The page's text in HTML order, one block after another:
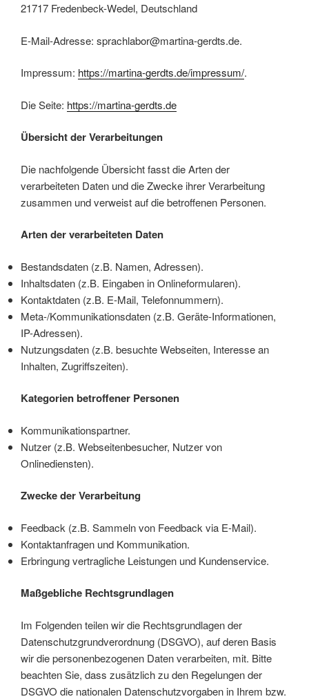
21717 Fredenbeck-Wedel, Deutschland
E-Mail-Adresse: sprachlabor@martina-gerdts.de.
Impressum: https://martina-gerdts.de/impressum/.
Die Seite: https://martina-gerdts.de
Übersicht der Verarbeitungen
Die nachfolgende Übersicht fasst die Arten der
verarbeiteten Daten und die Zwecke ihrer Verarbeitung
zusammen und verweist auf die betroffenen Personen.
Arten der verarbeiteten Daten
Bestandsdaten (z.B. Namen, Adressen).
Inhaltsdaten (z.B. Eingaben in Onlineformularen).
Kontaktdaten (z.B. E-Mail, Telefonnummern).
Meta-/Kommunikationsdaten (z.B. Geräte-Informationen,
IP-Adressen).
Nutzungsdaten (z.B. besuchte Webseiten, Interesse an
Inhalten, Zugriffszeiten).
Kategorien betroffener Personen
Kommunikationspartner.
Nutzer (z.B. Webseitenbesucher, Nutzer von
Onlinediensten).
Zwecke der Verarbeitung
Feedback (z.B. Sammeln von Feedback via E-Mail).
Kontaktanfragen und Kommunikation.
Erbringung vertragliche Leistungen und Kundenservice.
Maßgebliche Rechtsgrundlagen
Im Folgenden teilen wir die Rechtsgrundlagen der
Datenschutzgrundverordnung (DSGVO), auf deren Basis
wir die personenbezogenen Daten verarbeiten, mit. Bitte
beachten Sie, dass zusätzlich zu den Regelungen der
DSGVO die nationalen Datenschutzvorgaben in Ihrem bzw.